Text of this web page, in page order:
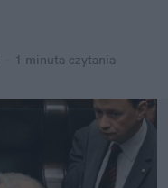
1 minuta czytania